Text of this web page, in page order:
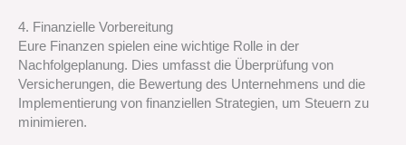
4. Finanzielle Vorbereitung
Eure Finanzen spielen eine wichtige Rolle in der
Nachfolgeplanung. Dies umfasst die Überprüfung von
Versicherungen, die Bewertung des Unternehmens und die
Implementierung von finanziellen Strategien, um Steuern zu
minimieren.